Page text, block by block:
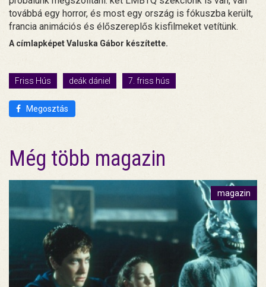
továbbá egy horror, és most egy ország is fókuszba került,
francia animációs és élőszereplős kisfilmeket vetítünk.
A címlapképet Valuska Gábor készítette.
Friss Hús deák dániel 7. friss hús
Megosztás
Még több magazin
magazin